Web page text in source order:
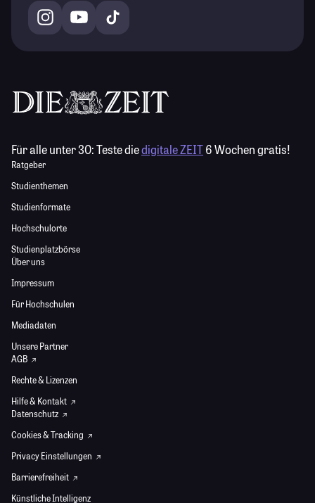
Für alle unter 30:Teste diedigitale ZEIT6 Wochen gratis!
Ratgeber
Studienthemen
Studienformate
Hochschulorte
Studienplatzbörse
Über uns
Impressum
Für Hochschulen
Mediadaten
Unsere Partner
AGB
Rechte & Lizenzen
Hilfe & Kontakt
Datenschutz
Cookies & Tracking
Privacy Einstellungen
Barrierefreiheit
Künstliche Intelligenz